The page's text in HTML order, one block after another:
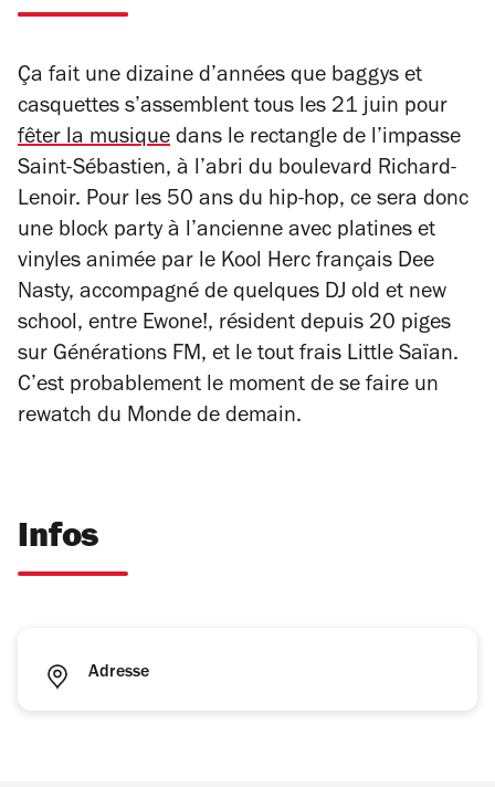
Ça fait une dizaine d’années que baggys et
casquettes s’assemblent tous les 21 juin pour
fêter la musique dans le rectangle de l’impasse
Saint-Sébastien, à l’abri du boulevard Richard-
Lenoir. Pour les 50 ans du hip-hop, ce sera donc
une block party à l’ancienne avec platines et
vinyles animée par le Kool Herc français Dee
Nasty, accompagné de quelques DJ old et new
school, entre Ewone!, résident depuis 20 piges
sur Générations FM, et le tout frais Little Saïan.
C’est probablement le moment de se faire un
rewatch du Monde de demain.
Infos
Adresse